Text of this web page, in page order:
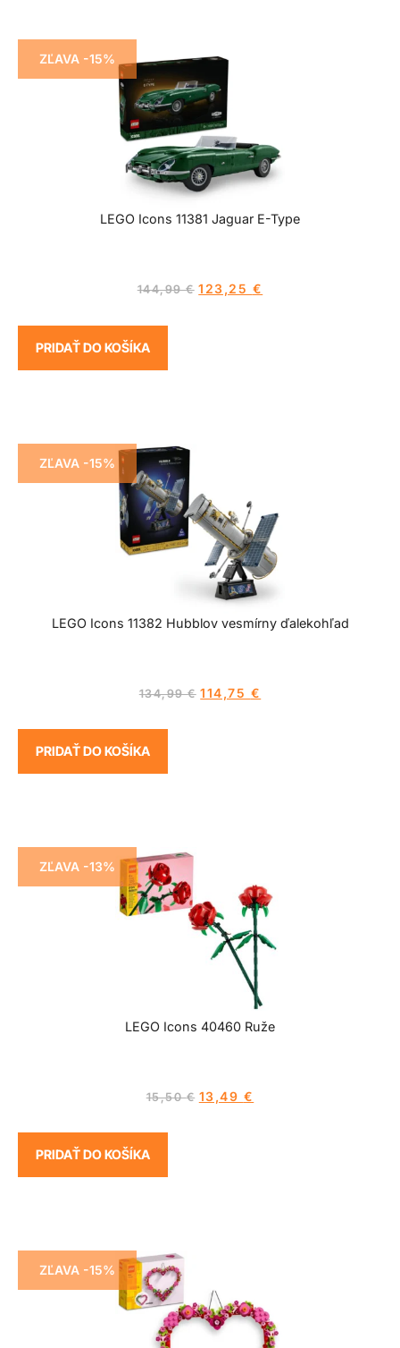
ZĽAVA -15%
LEGO Icons 11381 Jaguar E-Type
144,99€ 123,25 €
PRIDAŤ DO KOŠÍKA
ZĽAVA -15%
LEGO Icons 11382 Hubblov vesmírny ďalekohľad
134,99€ 114,75 €
PRIDAŤ DO KOŠÍKA
ZĽAVA -13%
LEGO Icons 40460 Ruže
15,50€ 13,49 €
PRIDAŤ DO KOŠÍKA
ZĽAVA -15%